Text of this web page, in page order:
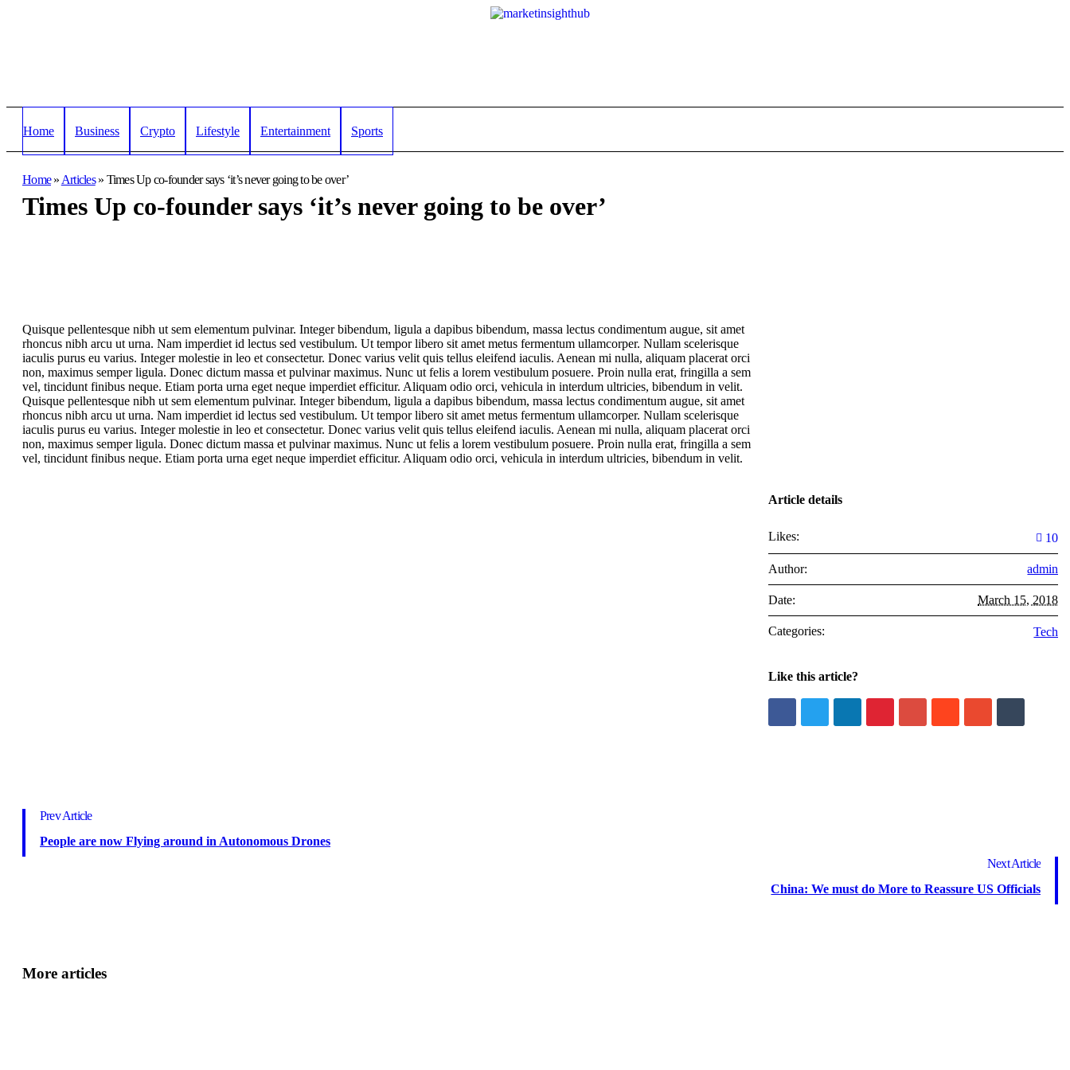
Home Business Crypto Lifestyle Entertainment Sports
Home» Articles» Times Up co-founder says ‘it’s never going to be over’
Times Up co-founder says ‘it’s never going to be over’
Quisque pellentesque nibh ut sem elementum pulvinar. Integer bibendum, ligula a dapibus bibendum, massa lectus condimentum augue, sit amet
rhoncus nibh arcu ut urna. Nam imperdiet id lectus sed vestibulum. Ut tempor libero sit amet metus fermentum ullamcorper. Nullam scelerisque
iaculis purus eu varius. Integer molestie in leo et consectetur. Donec varius velit quis tellus eleifend iaculis. Aenean mi nulla, aliquam placerat orci
non, maximus semper ligula. Donec dictum massa et pulvinar maximus. Nunc ut felis a lorem vestibulum posuere. Proin nulla erat, fringilla a sem
vel, tincidunt finibus neque. Etiam porta urna eget neque imperdiet efficitur. Aliquam odio orci, vehicula in interdum ultricies, bibendum in velit.
Quisque pellentesque nibh ut sem elementum pulvinar. Integer bibendum, ligula a dapibus bibendum, massa lectus condimentum augue, sit amet
rhoncus nibh arcu ut urna. Nam imperdiet id lectus sed vestibulum. Ut tempor libero sit amet metus fermentum ullamcorper. Nullam scelerisque
iaculis purus eu varius. Integer molestie in leo et consectetur. Donec varius velit quis tellus eleifend iaculis. Aenean mi nulla, aliquam placerat orci
non, maximus semper ligula. Donec dictum massa et pulvinar maximus. Nunc ut felis a lorem vestibulum posuere. Proin nulla erat, fringilla a sem
vel, tincidunt finibus neque. Etiam porta urna eget neque imperdiet efficitur. Aliquam odio orci, vehicula in interdum ultricies, bibendum in velit.
Article details
Likes: 10
Author: admin
Date: March 15, 2018
Categories: Tech
Like this article?
Prev Article
People are now Flying around in Autonomous Drones
Next Article
China: We must do More to Reassure US Officials
More articles